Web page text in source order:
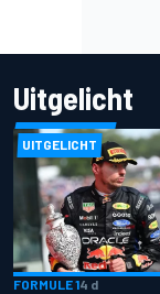
Uitgelicht
UITGELICHT
FORMULE 14 d